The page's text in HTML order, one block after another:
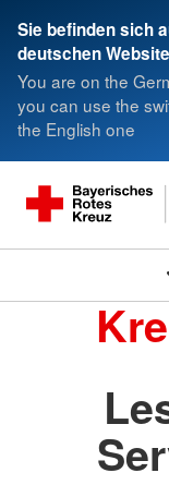
Sie befinden sich
deutschen Website
You are on the
you can use the
the English one